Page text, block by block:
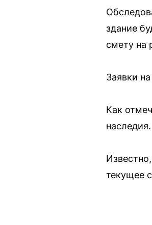
здание
смету на
Заявки
Как
наследия.
текущее